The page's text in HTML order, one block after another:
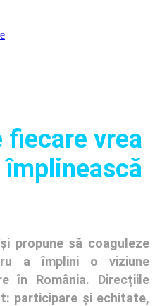
fiecare vrea
propune să coaguleze
a împlini o viziune
în România. Direcțiile
participare și echitate,